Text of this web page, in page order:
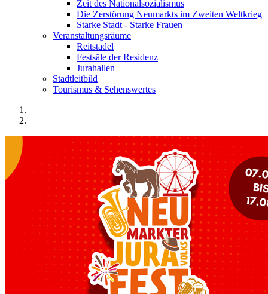
Zeit des Nationalsozialismus
Die Zerstörung Neumarkts im Zweiten Weltkrieg
Starke Stadt - Starke Frauen
Veranstaltungsräume
Reitstadel
Festsäle der Residenz
Jurahallen
Stadtleitbild
Tourismus & Sehenswertes